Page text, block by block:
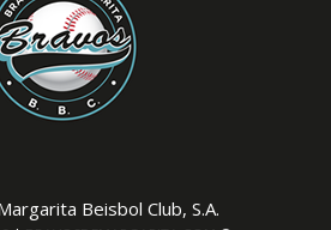
Beisbol Club, S.A.